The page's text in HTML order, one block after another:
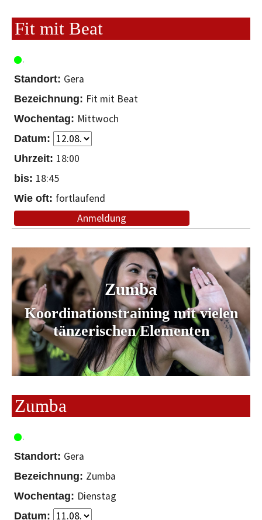
Fit mit Beat
Gera
Fit mit Beat
Mittwoch
18:00
18:45
fortlaufend
Anmeldung
Zumba
Koordinationstraining mit vielen
tänzerischen Elementen
Zumba
Gera
Zumba
Dienstag